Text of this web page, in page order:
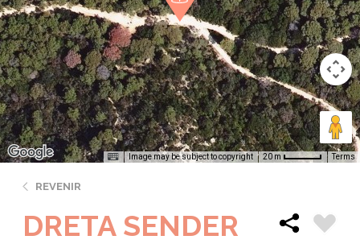
Image may be subject to copyright 20 m Terms
REVENIR
DRETA SENDER